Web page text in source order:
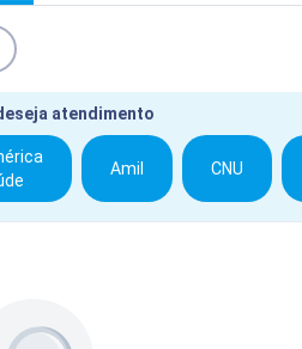
atendimento
Amil CNU